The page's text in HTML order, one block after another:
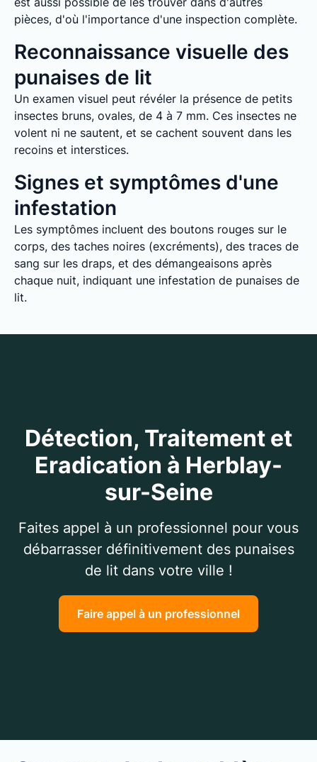
pièces, d'où l'importance d'une inspection complète.
Reconnaissance visuelle des
punaises de lit
Un examen visuel peut révéler la présence de petits
insectes bruns, ovales, de 4 à 7 mm. Ces insectes ne
volent ni ne sautent, et se cachent souvent dans les
recoins et interstices.
Signes et symptômes d'une
infestation
Les symptômes incluent des boutons rouges sur le
corps, des taches noires (excréments), des traces de
sang sur les draps, et des démangeaisons après
chaque nuit, indiquant une infestation de punaises de
lit.
Détection, Traitement et
Eradication à Herblay-
sur-Seine
Faites appel à un professionnel pour vous
débarrasser définitivement des punaises
de lit dans votre ville !
Faire appel à un professionnel